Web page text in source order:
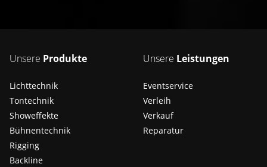
Unsere Produkte
Lichttechnik
Tontechnik
Showeffekte
Bühnentechnik
Rigging
Backline
Unsere Leistungen
Eventservice
Verleih
Verkauf
Reparatur